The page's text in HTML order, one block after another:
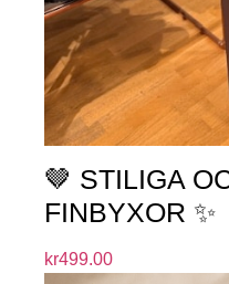
🤎 STILIGA
FINBYXOR ✨
kr499.00